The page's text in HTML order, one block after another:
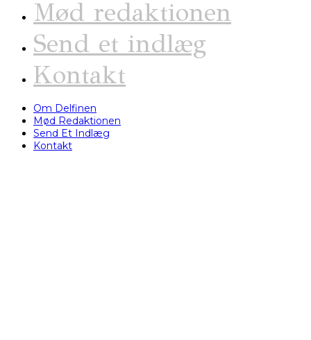
Mød redaktionen
Send et indlæg
Kontakt
Om Delfinen
Mød Redaktionen
Send Et Indlæg
Kontakt